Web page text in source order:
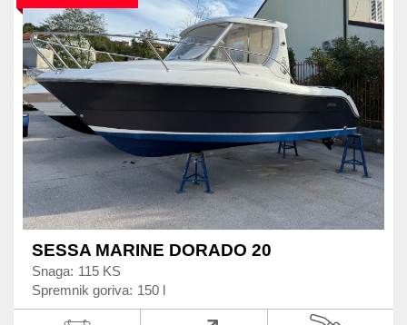
SESSA MARINE DORADO 20
Snaga: 115 KS
Spremnik goriva: 150 l